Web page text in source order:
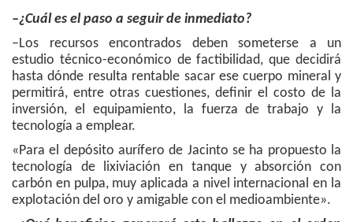
–¿Cuál es el paso a seguir de inmediato?
–Los recursos encontrados deben someterse a un
estudio técnico-económico de factibilidad, que decidirá
hasta dónde resulta rentable sacar ese cuerpo mineral y
permitirá, entre otras cuestiones, definir el costo de la
inversión, el equipamiento, la fuerza de trabajo y la
tecnología a emplear.
«Para el depósito aurífero de Jacinto se ha propuesto la
tecnología de lixiviación en tanque y absorción con
carbón en pulpa, muy aplicada a nivel internacional en la
explotación del oro y amigable con el medioambiente».